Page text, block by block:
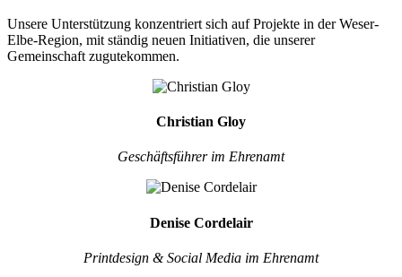
Unsere Unterstützung konzentriert sich auf Projekte in der Weser-
Elbe-Region, mit ständig neuen Initiativen, die unserer
Gemeinschaft zugutekommen.
Christian Gloy
Geschäftsführer im Ehrenamt
Denise Cordelair
Printdesign & Social Media im Ehrenamt